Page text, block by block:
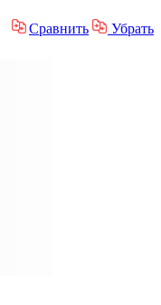
Сравнить
Убрать